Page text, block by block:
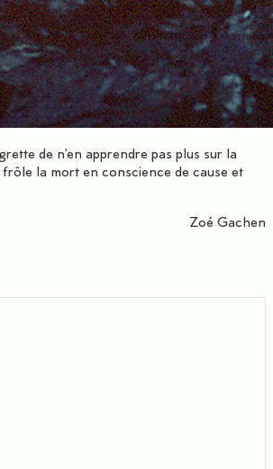
de n’en apprendre pas plus sur la
la mort en conscience de cause et
Zoé Gachen